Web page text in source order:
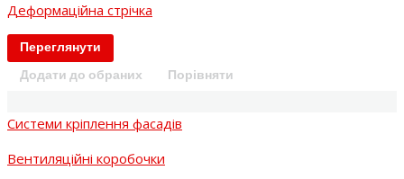
Деформаційна стрічка
Переглянути
Додати до обраних
Порівняти
Системи кріплення фасадів
Вентиляційні коробочки